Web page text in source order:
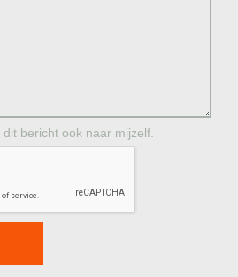
bericht ook naar mijzelf.